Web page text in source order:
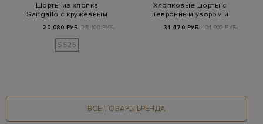
Шорты из хлопка
Sangallo с кружевным
20 080 РУБ. 25 100 РУБ.
SS25
Хлопковые шорты с
шевронным узором и
31 470 РУБ. 104 900 РУБ.
ВСЕ ТОВАРЫ БРЕНДА